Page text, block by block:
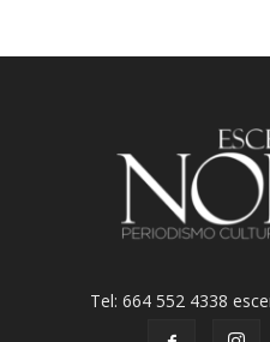
Tel: 664 552 4338